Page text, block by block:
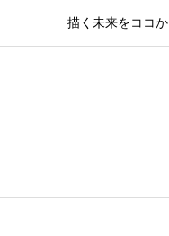
描く未来をココ